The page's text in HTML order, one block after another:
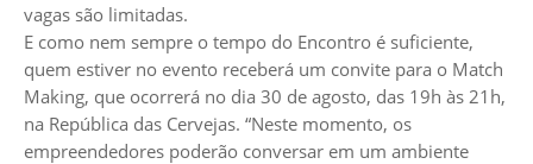
vagas são limitadas.
E como nem sempre o tempo do Encontro é suficiente,
quem estiver no evento receberá um convite para o Match
Making, que ocorrerá no dia 30 de agosto, das 19h às 21h,
na República das Cervejas. “Neste momento, os
empreendedores poderão conversar em um ambiente